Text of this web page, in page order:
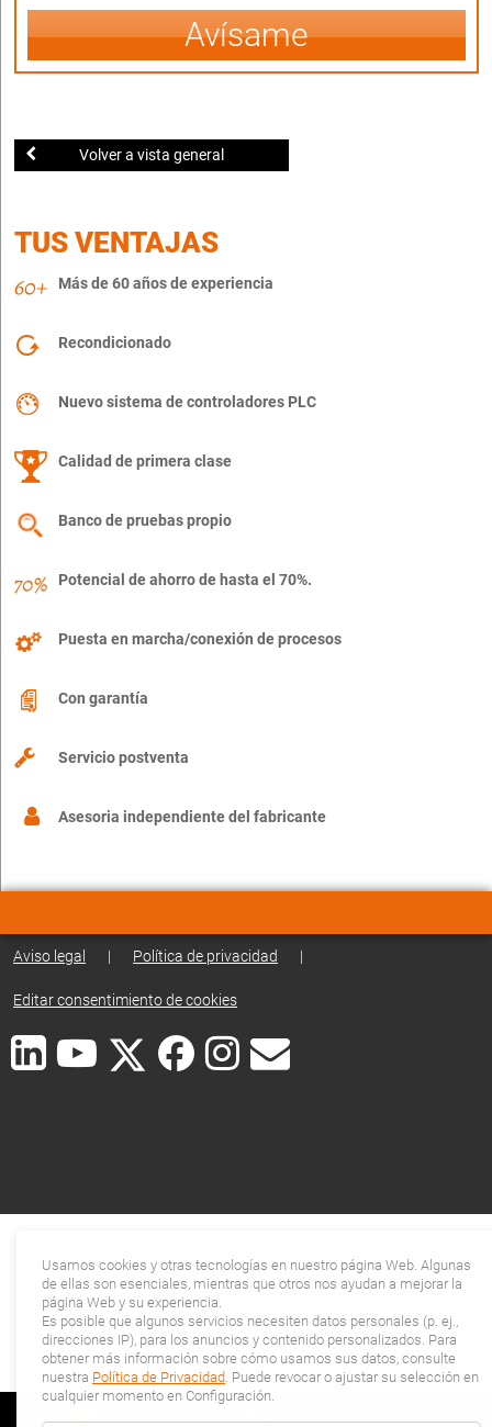
Avísame
Volver a vista general
TUS VENTAJAS
Más de 60 años de experiencia
Recondicionado
Nuevo sistema de controladores PLC
Calidad de primera clase
Banco de pruebas propio
Potencial de ahorro de hasta el 70%.
Puesta en marcha/conexión de procesos
Con garantía
Servicio postventa
Asesoria independiente del fabricante
Aviso legal | Política de privacidad |
Editar consentimiento de cookies
Usamos cookies y otras tecnologías en nuestro página Web. Algunas
de ellas son esenciales, mientras que otros nos ayudan a mejorar la
página Web y su experiencia.
Es posible que algunos servicios necesiten datos personales (p. ej.,
direcciones IP), para los anuncios y contenido personalizados. Para
obtener más información sobre cómo usamos sus datos, consulte
nuestra Política de Privacidad. Puede revocar o ajustar su selección en
cualquier momento en Configuración.